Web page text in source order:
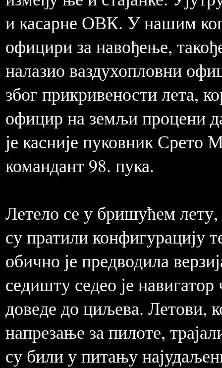
и касарне ОВК. У нашим
официри за навођење,
налазио ваздухопловни
због прикривености лета,
официр на земљи процени
је касније пуковник Срето
командант 98. пука.
Летело се у бришућем
су пратили конфигурацију
обично је предводила
седишту седео је
доведе до циљева. Летови,
напрезање за пилоте,
су били у питању